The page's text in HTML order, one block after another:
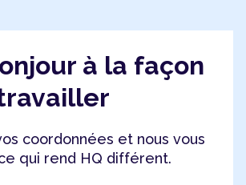
à la façon
coordonnées et nous vous
qui rend HQ différent.